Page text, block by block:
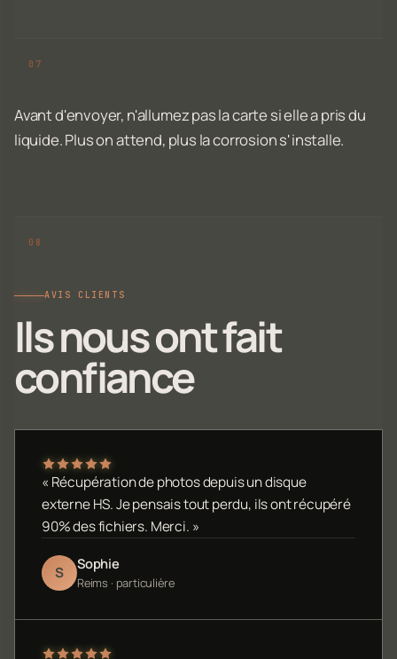
Avant d'envoyer, n'allumez pas la carte si elle a pris du
liquide. Plus on attend, plus la corrosion s'installe.
AVIS CLIENTS
Ils nous ont fait
confiance
« Récupération de photos depuis un disque
externe HS. Je pensais tout perdu, ils ont récupéré
90% des fichiers. Merci. »
S Sophie
Reims · particulière